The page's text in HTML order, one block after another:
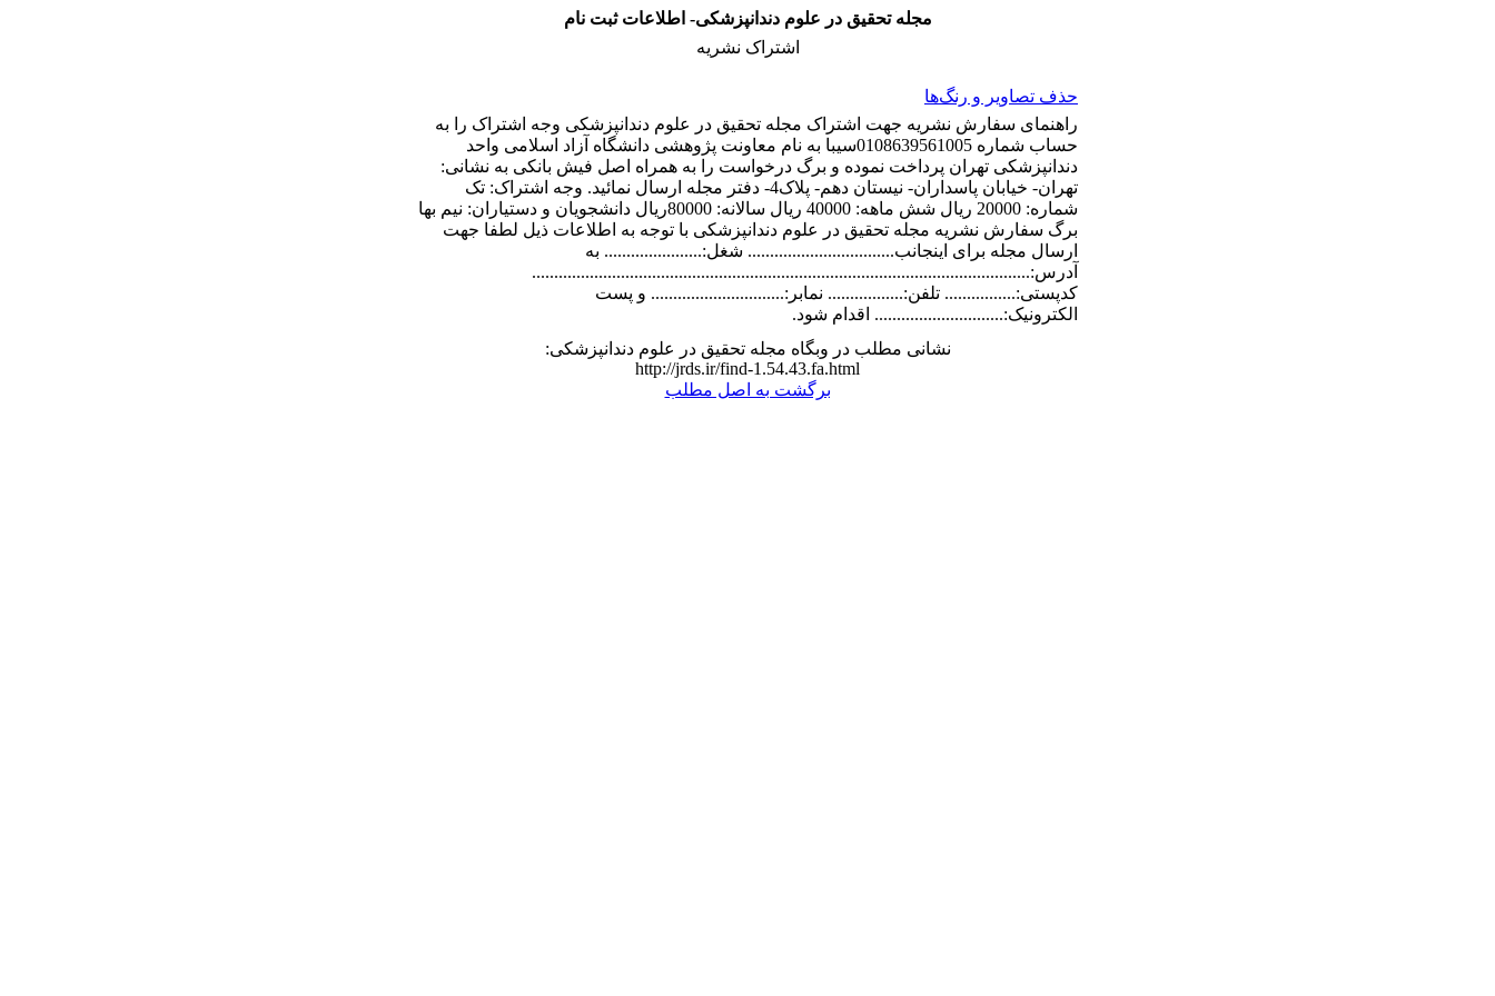
مجله تحقیق در علوم دندانپزشکی- اطلاعات ثبت نام
اشتراک نشریه
حذف تصاویر و رنگ‌ها
راهنمای سفارش نشریه جهت اشتراک مجله تحقیق در علوم دندانپزشکی وجه اشتراک را به
حساب شماره 0108639561005سیبا به نام معاونت پژوهشی دانشگاه آزاد اسلامی واحد
دندانپزشکی تهران پرداخت نموده و برگ درخواست را به همراه اصل فیش بانکی به نشانی:
تهران- خیابان پاسداران- نیستان دهم- پلاک4- دفتر مجله ارسال نمائید. وجه اشتراک: تک
شماره: 20000 ریال شش ماهه: 40000 ریال سالانه: 80000ریال دانشجویان و دستیاران: نیم بها
برگ سفارش نشریه مجله تحقیق در علوم دندانپزشکی با توجه به اطلاعات ذیل لطفا جهت
ارسال مجله برای اینجانب................................. شغل:...................... به
آدرس:................................................................................................................
کدپستی:................ تلفن:................. نمابر:.............................. و پست
الکترونیک:............................. اقدام شود.
نشانی مطلب در وبگاه مجله تحقیق در علوم دندانپزشکی:
http://jrds.ir/find-1.54.43.fa.html
برگشت به اصل مطلب